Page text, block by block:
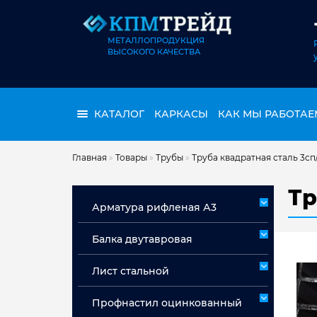
МЕТАЛЛОПРОДУКЦИЯ
ВЫСОКОГО КАЧЕСТВА
КАТАЛОГ КАРКАСЫ КАК МЫ
Главная » Товары » Трубы » Труба квадратная сталь
Арматура рифленая А3
Арматура мерная А3
Балка двутавровая
Лист стальной
Профнастил оцинкованный